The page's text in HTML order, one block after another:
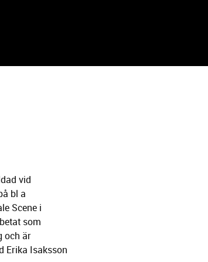
vid
bl a
Scene i
som
och är
Erika Isaksson